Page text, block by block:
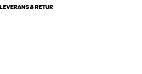
LEVERANS & RETUR